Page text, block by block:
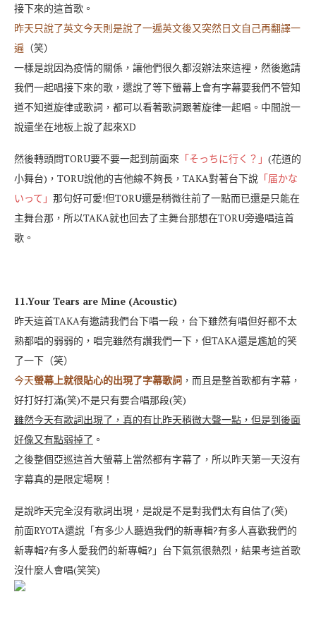
接下來的這首歌。
昨天只說了英文今天則是說了一遍英文後又突然日文自己再翻譯一
遍 （笑）
一樣是說因為疫情的關係，讓他們很久都沒辦法來這裡，然後邀請
我們一起唱接下來的歌，還說了等下螢幕上會有字幕要我們不管知
道不知道旋律或歌詞，都可以看著歌詞跟著旋律一起唱。中間說一
說還坐在地板上說了起來XD
然後轉頭問TORU要不要一起到前面來 「そっちに行く？」 (花道的
小舞台)，TORU說他的吉他線不夠長，TAKA對著台下說 「届かな
いって」 那句好可愛!但TORU還是稍微往前了一點而已還是只能在
主舞台那，所以TAKA就也回去了主舞台那想在TORU旁邊唱這首
歌。
11.Your Tears are Mine (Acoustic)
昨天這首TAKA有邀請我們台下唱一段，台下雖然有唱但好都不太
熟都唱的弱弱的，唱完雖然有讚我們一下，但TAKA還是尷尬的笑
了一下（笑）
今天螢幕上就很貼心的出現了字幕歌詞 ，而且是整首歌都有字幕，
好打好打滿(笑)不是只有要合唱那段(笑)
雖然今天有歌詞出現了，真的有比昨天稍微大聲一點，但是到後面
好像又有點弱掉了 。
之後整個亞巡這首大螢幕上當然都有字幕了，所以昨天第一天沒有
字幕真的是限定場啊！
是說昨天完全沒有歌詞出現，是說是不是對我們太有自信了(笑)
前面RYOTA還說「有多少人聽過我們的新專輯?有多人喜歡我們的
新專輯?有多人愛我們的新專輯?」台下氣氛很熱烈，結果考這首歌
沒什麼人會唱(笑笑)